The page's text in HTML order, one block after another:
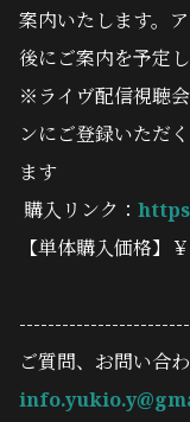
案内いたします。
後にご案内を予定し
※ライヴ配信視聴
ンにご登録いただ
ます
購入リンク：
【単体購入価格】
ご質問、お問い合